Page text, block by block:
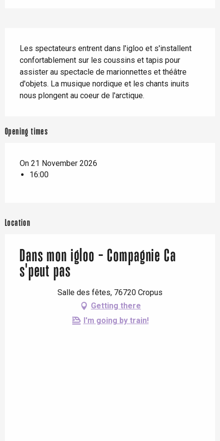
Les spectateurs entrent dans l'igloo et s'installent
confortablement sur les coussins et tapis pour
assister au spectacle de marionnettes et théâtre
d'objets. La musique nordique et les chants inuits
nous plongent au coeur de l'arctique.
Opening times
On 21 November 2026
16:00
Location
Dans mon igloo - Compagnie Ca
s'peut pas
Salle des fêtes, 76720 Cropus
Getting there
I'm going by train!